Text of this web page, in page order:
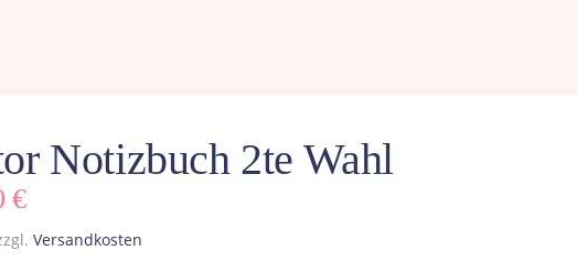
Notizbuch 2te Wahl
€Aktueller
Preis
ist:
Versandkosten